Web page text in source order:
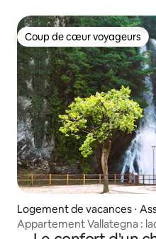
Coup de cœur voyageurs
Coup de cœur voyageurs
Logement de vacances ⋅
Appartement Vallategna :